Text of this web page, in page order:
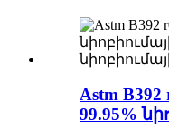
Astm B392
99.95%